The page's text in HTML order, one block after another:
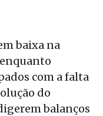
baixa na
com a falta
do
balanços